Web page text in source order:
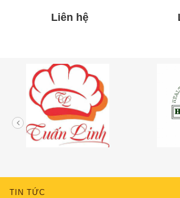
Liên hệ
TIN TỨC